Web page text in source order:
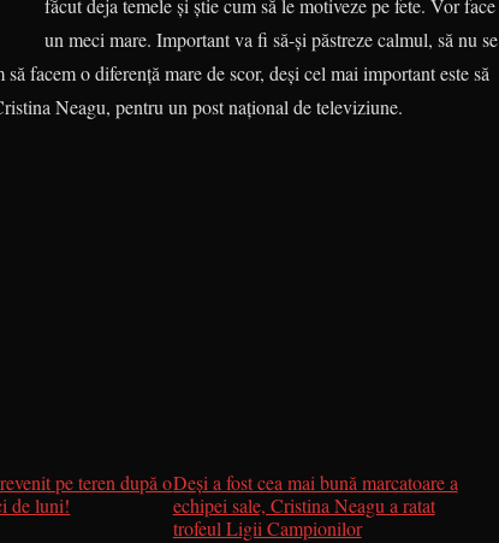
făcut deja temele şi ştie cum să le motiv­eze pe fete. Vor face
un meci mare. Important va fi să-şi păstreze calmul, să nu se
facem o diferenţă mare de scor, deşi cel mai important este să
Nea­gu, pentru un post naţional de tele­vi­ziune.
pe teren după o
de luni!
Deşi a fost cea mai bună marcatoare a
echipei sale, Cristina Neagu a ratat
trofeul Ligii Campionilor